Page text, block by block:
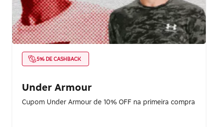
5% DE CASHBACK
Under Armour
Cupom Under Armour de 10% OFF na primeira compra